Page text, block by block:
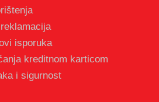
isporuka
kreditnom karticom
i sigurnost